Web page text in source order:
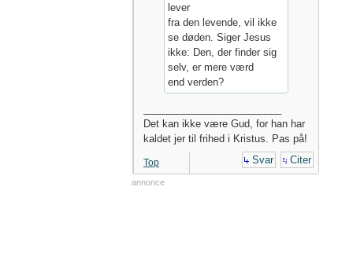
lever
fra den levende, vil ikke
se døden. Siger Jesus
ikke: Den, der finder sig
selv, er mere værd
end verden?
Det kan ikke være Gud, for han har
kaldet jer til frihed i Kristus. Pas på!
Top Svar Citer
annonce